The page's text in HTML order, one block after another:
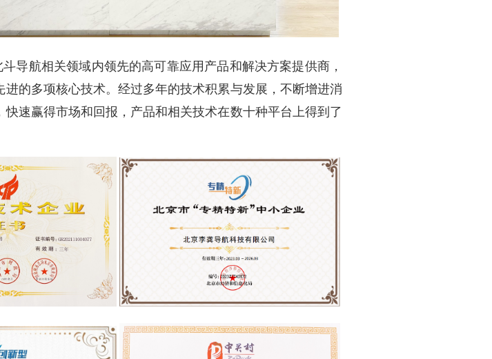
导航相关领域内领先的高可靠应用产品和解决方案提供商，
进的多项核心技术。经过多年的技术积累与发展，不断增进消
快速赢得市场和回报，产品和相关技术在数十种平台上得到了